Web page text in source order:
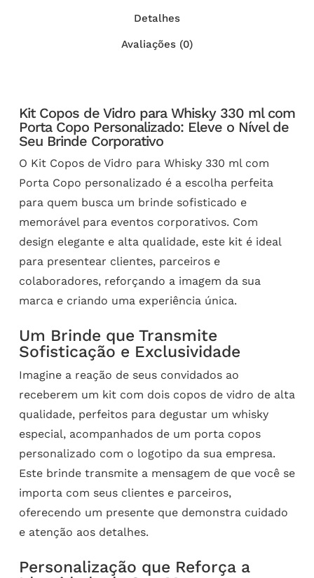
Detalhes
Avaliações (0)
Kit Copos de Vidro para Whisky 330 ml com
Porta Copo Personalizado: Eleve o Nível de
Seu Brinde Corporativo
O Kit Copos de Vidro para Whisky 330 ml com
Porta Copo personalizado é a escolha perfeita
para quem busca um brinde sofisticado e
memorável para eventos corporativos. Com
design elegante e alta qualidade, este kit é ideal
para presentear clientes, parceiros e
colaboradores, reforçando a imagem da sua
marca e criando uma experiência única.
Um Brinde que Transmite
Sofisticação e Exclusividade
Imagine a reação de seus convidados ao
receberem um kit com dois copos de vidro de alta
qualidade, perfeitos para degustar um whisky
especial, acompanhados de um porta copos
personalizado com o logotipo da sua empresa.
Este brinde transmite a mensagem de que você se
importa com seus clientes e parceiros,
oferecendo um presente que demonstra cuidado
e atenção aos detalhes.
Personalização que Reforça a